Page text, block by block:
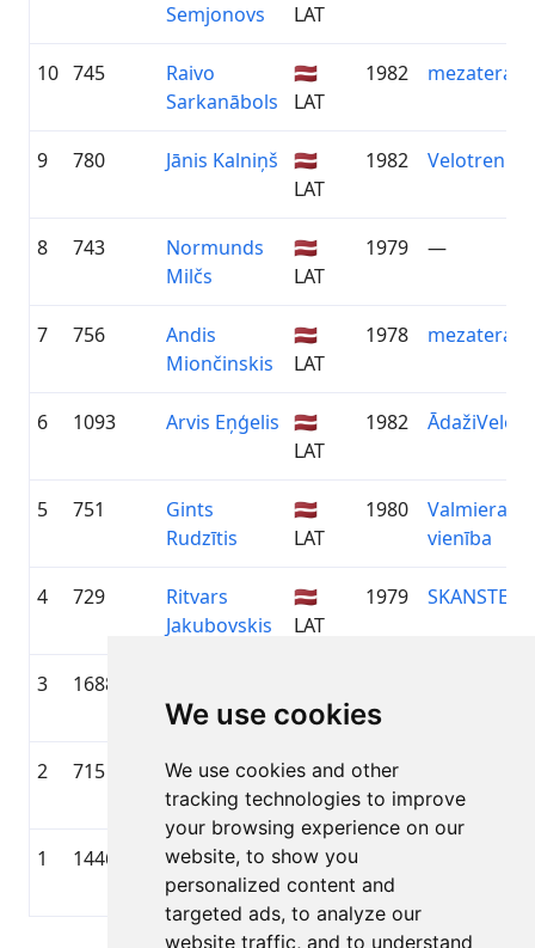
We use cookies
We use cookies and other
tracking technologies to improve
your browsing experience on our
website, to show you
personalized content and
targeted ads, to analyze our
website traffic, and to understand
Semjonovs
LAT
10 745
Raivo
Sarkanābols
🇱🇻
LAT
1982
9 780 Jānis Kalniņš
🇱🇻
LAT
1982
8 743
Normunds
Milčs
🇱🇻
LAT
1979 —
7 756
Andis
Miončinskis
🇱🇻
LAT
1978
6 1093 Arvis Eņģelis 🇱🇻
LAT
1982 ĀdažiVelo
5 751
Gints
Rudzītis
🇱🇻
LAT
1980
Valmieras
vienība
4 729
Ritvars
Jakubovskis
🇱🇻
LAT
1979 SKANSTE
3 1688
Zučiks
LAT
2 715 Jānis Teivišs
🇱🇻
LAT
1982
1 1446
Mārtiņš
Vīksne
🇱🇻
LAT